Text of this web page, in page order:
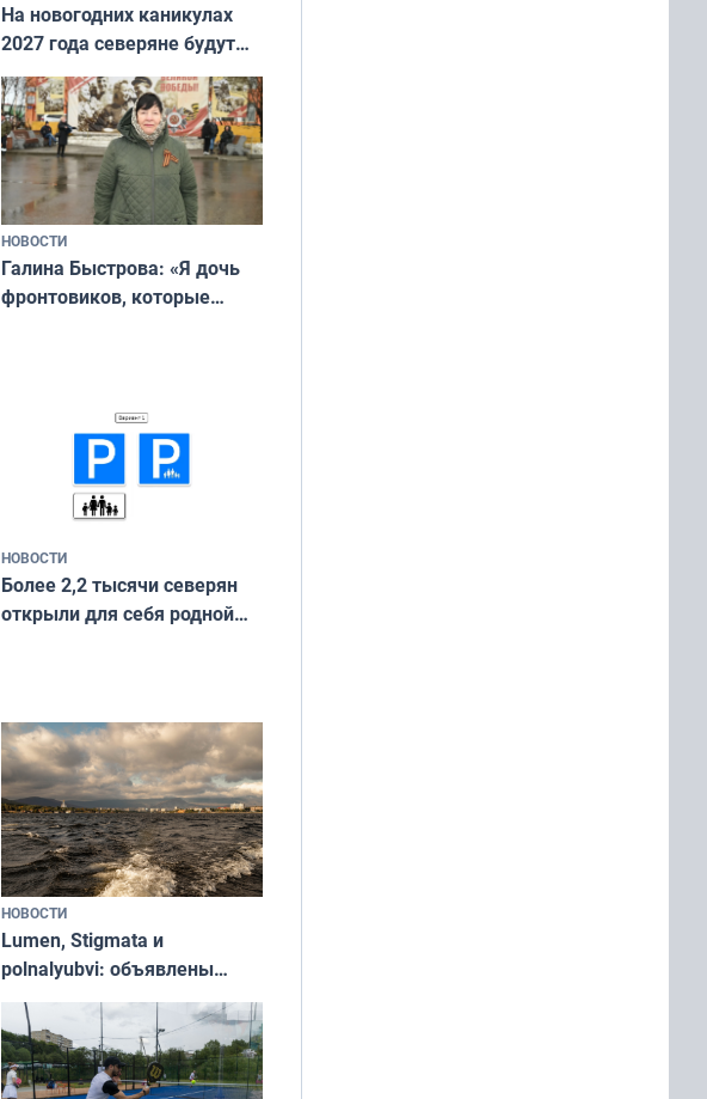
На новогодних каникулах
2027 года северяне будут
отдыхать 11 дней
НОВОСТИ
Галина Быстрова: «Я дочь
фронтовиков, которые
НОВОСТИ
Более 2,2 тысячи северян
открыли для себя родной
НОВОСТИ
Lumen, Stigmata и
polnalyubvi: объявлены
хедлайнеры фестиваля
«Имандра» в 2026 года